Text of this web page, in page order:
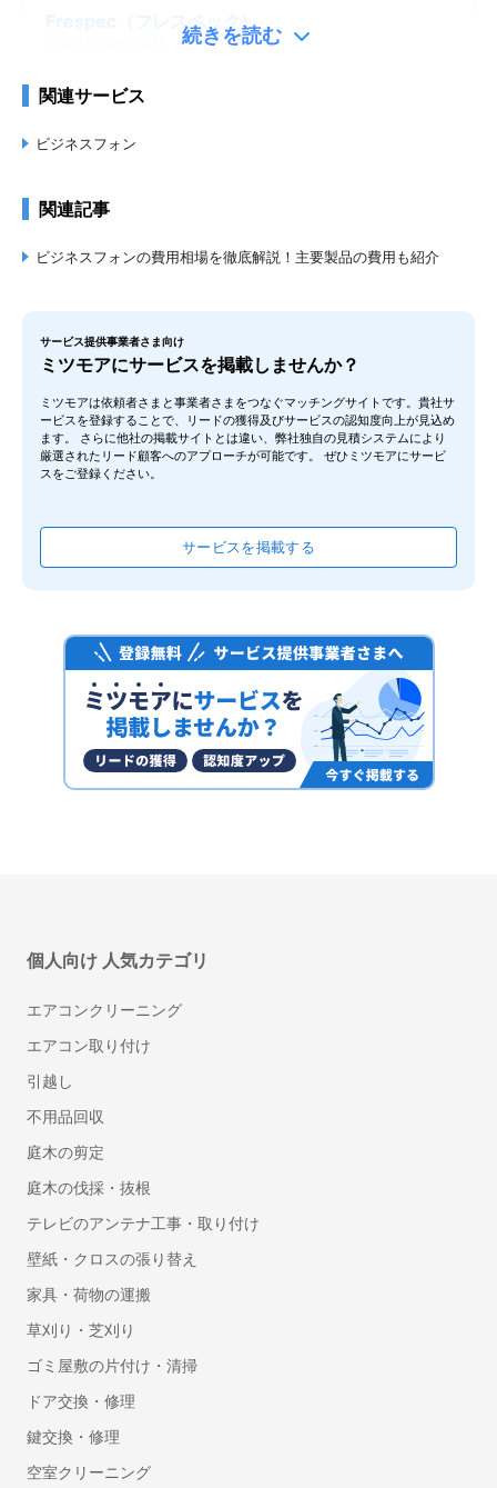
Frespec（フレスペック）
株式会社ナカヨ
IPテレフォニーシステムNYC-Si
株式会社ナカヨ
PLATIAⅡ（プラティアツー）
サクサホールディングス株式会社
続きを読む
関連サービス
ビジネスフォン
関連記事
ビジネスフォンの費用相場を徹底解説！主要製品の費用も紹介
サービス提供事業者さま向け
ミツモアにサービスを掲載しませんか？
ミツモアは依頼者さまと事業者さまをつなぐマッチングサイトです。貴社サ
ービスを登録することで、リードの獲得及びサービスの認知度向上が見込め
ます。 さらに他社の掲載サイトとは違い、弊社独自の見積システムにより
厳選されたリード顧客へのアプローチが可能です。 ぜひミツモアにサービ
スをご登録ください。
サービスを掲載する
個人向け 人気カテゴリ
エアコンクリーニング
エアコン取り付け
引越し
不用品回収
庭木の剪定
庭木の伐採・抜根
テレビのアンテナ工事・取り付け
壁紙・クロスの張り替え
家具・荷物の運搬
草刈り・芝刈り
ゴミ屋敷の片付け・清掃
ドア交換・修理
鍵交換・修理
空室クリーニング